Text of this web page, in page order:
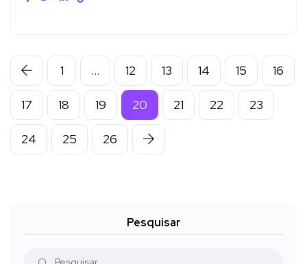
1 … 12 13 14 15 16
17 18 19 20 21 22 23
24 25 26
Pesquisar